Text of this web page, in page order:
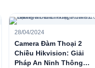
28/04/2024
Camera Đàm Thoại 2
Chiều Hikvision: Giải
Pháp An Ninh Thông